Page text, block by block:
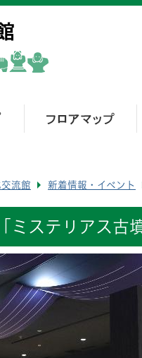
流館 新着情報・イベント
ミステリアス古